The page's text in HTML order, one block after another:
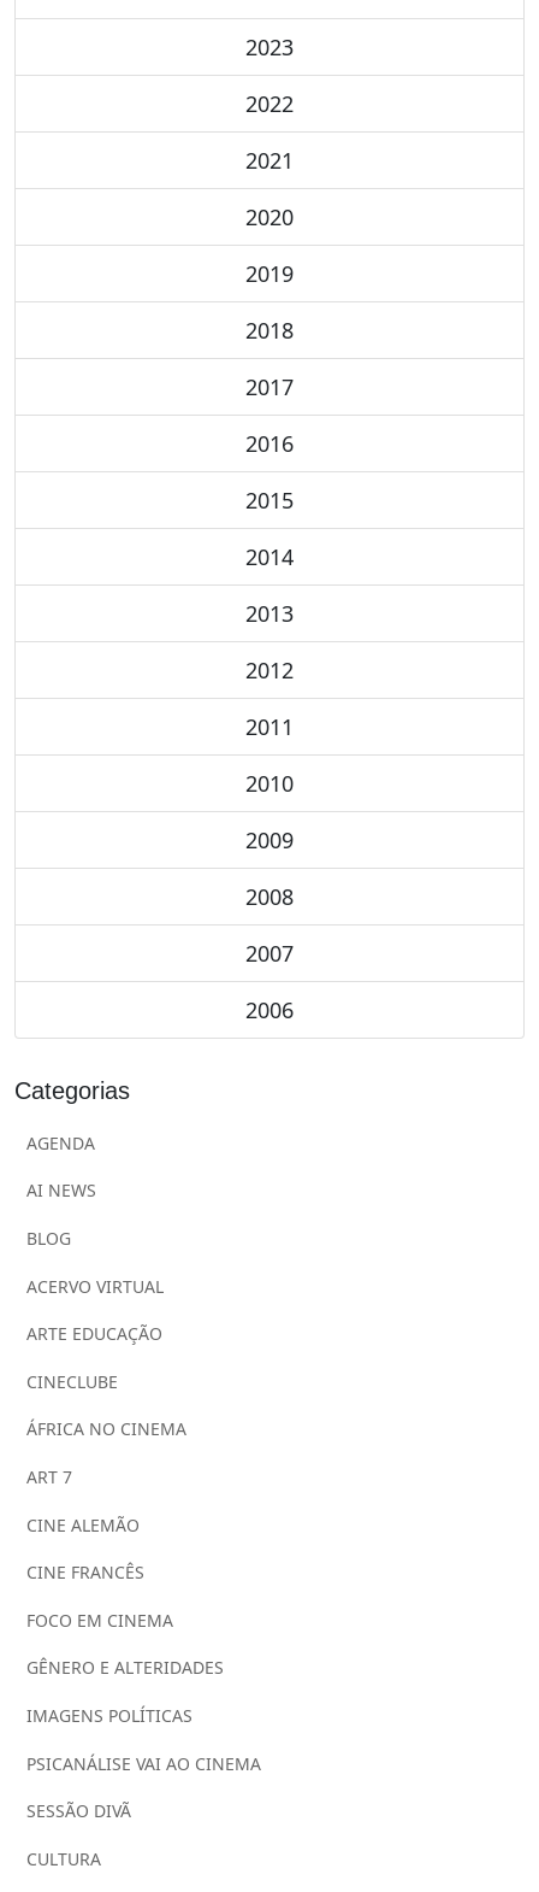
2023
2022
2021
2020
2019
2018
2017
2016
2015
2014
2013
2012
2011
2010
2009
2008
2007
2006
Categorias
AGENDA
AI NEWS
BLOG
ACERVO VIRTUAL
ARTE EDUCAÇÃO
CINECLUBE
ÁFRICA NO CINEMA
ART 7
CINE ALEMÃO
CINE FRANCÊS
FOCO EM CINEMA
GÊNERO E ALTERIDADES
IMAGENS POLÍTICAS
PSICANÁLISE VAI AO CINEMA
SESSÃO DIVÃ
CULTURA